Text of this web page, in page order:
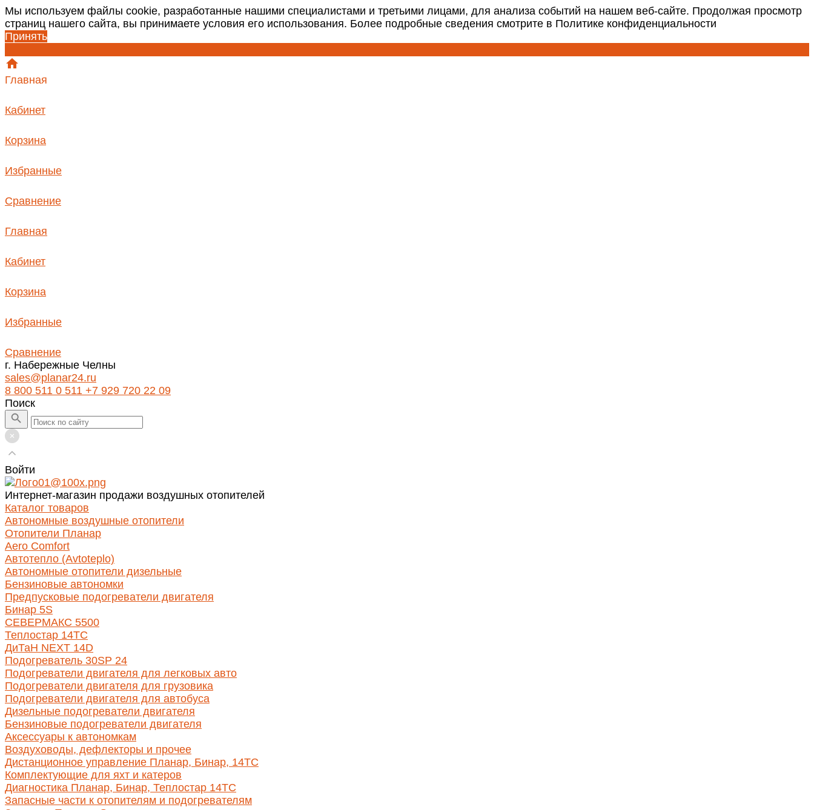
Мы используем файлы cookie, разработанные нашими специалистами и третьими лицами, для анализа событий на нашем веб-сайте. Продолжая просмотр
страниц нашего сайта, вы принимаете условия его использования. Более подробные сведения смотрите в Политике конфиденциальности
Принять
Главная
Кабинет
Корзина
Избранные
Сравнение
Главная
Кабинет
Корзина
Избранные
Сравнение
г. Набережные Челны
sales@planar24.ru
8 800 511 0 511 +7 929 720 22 09
Поиск
Войти
Интернет-магазин продажи воздушных отопителей
Каталог товаров
Автономные воздушные отопители
Отопители Планар
Aero Comfort
Автотепло (Avtoteplo)
Автономные отопители дизельные
Бензиновые автономки
Предпусковые подогреватели двигателя
Бинар 5S
СЕВЕРМАКС 5500
Теплостар 14ТС
ДиТаН NEXT 14D
Подогреватель 30SP 24
Подогреватели двигателя для легковых авто
Подогреватели двигателя для грузовика
Подогреватели двигателя для автобуса
Дизельные подогреватели двигателя
Бензиновые подогреватели двигателя
Аксессуары к автономкам
Воздуховоды, дефлекторы и прочее
Дистанционное управление Планар, Бинар, 14ТС
Комплектующие для яхт и катеров
Диагностика Планар, Бинар, Теплостар 14ТС
Запасные части к отопителям и подогревателям